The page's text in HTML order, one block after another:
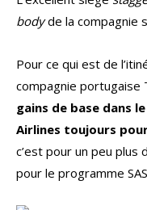
bodyde la compagnie
Pour ce qui est de
compagnie portugaise
gains de base dans
Airlines toujours
c’est pour un peu
pour le programme